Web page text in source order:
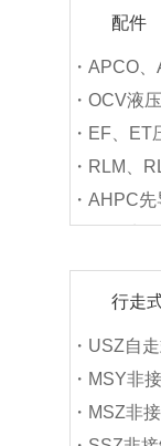
配件
・APCO
・OCV液
・EF、ET
・RLM、
・AHPC
行走
・USZ自
・MSY非
・MSZ非